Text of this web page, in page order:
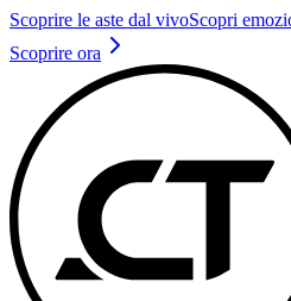
Scoprire le aste dal vivoScopri
Scoprire ora